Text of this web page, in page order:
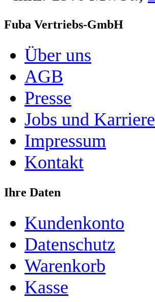
Fuba Vertriebs-GmbH
Über uns
AGB
Presse
Jobs und Karriere
Impressum
Kontakt
Ihre Daten
Kundenkonto
Datenschutz
Warenkorb
Kasse